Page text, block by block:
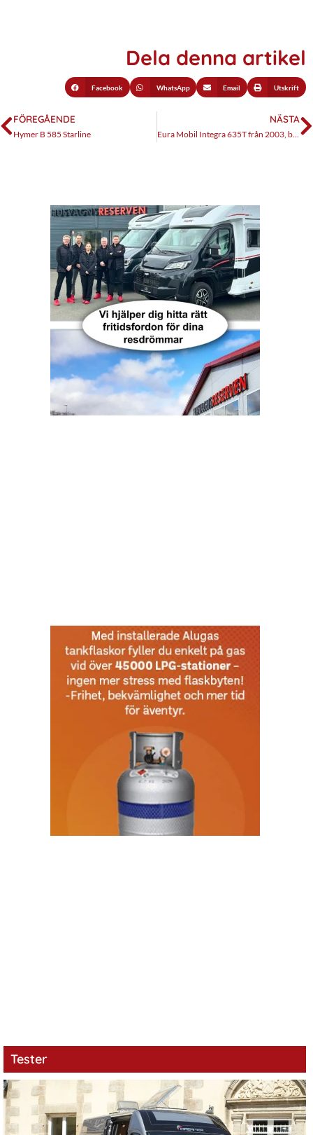
Dela denna artikel
Facebook WhatsApp Email Utskrift
FÖREGÅENDE
Hymer B 585 Starline
NÄSTA
Eura Mobil Integra 635T från 2003, begagnattest
Tester